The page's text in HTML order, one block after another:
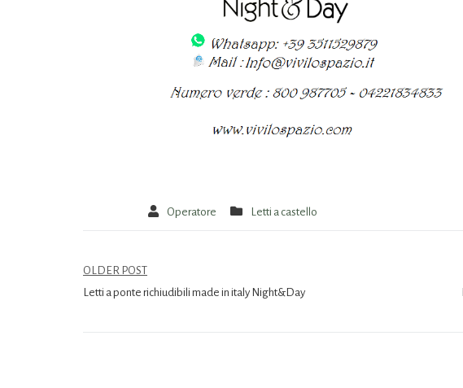
Operatore Letti a castello
OLDER POST
Letti a ponte richiudibili made in italy Night&Day